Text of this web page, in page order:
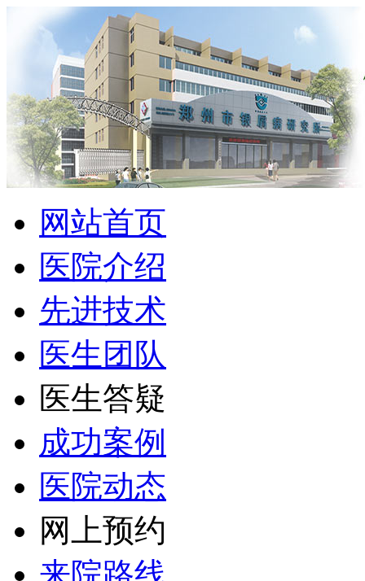
网站首页
医院介绍
先进技术
医生团队
医生答疑
成功案例
医院动态
网上预约